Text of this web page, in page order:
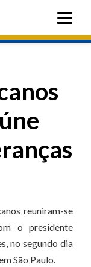
reuniram-se
o presidente
no segundo dia
São Paulo.